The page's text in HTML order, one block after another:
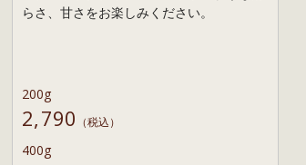
らさ、甘さをお楽しみください。
200g
2,790 （税込）
400g